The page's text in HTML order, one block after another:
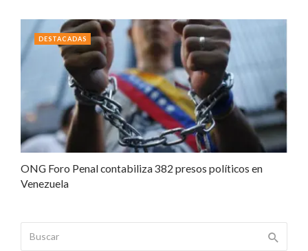
ONG Foro Penal contabiliza 382 presos políticos en
Venezuela
DESTACADAS